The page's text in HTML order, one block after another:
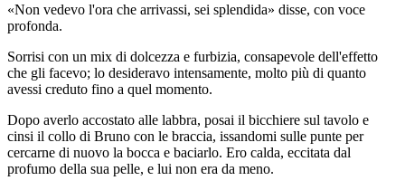
«Non vedevo l'ora che arrivassi, sei splendida» disse, con voce
profonda.
Sorrisi con un mix di dolcezza e furbizia, consapevole dell'effetto
che gli facevo; lo desideravo intensamente, molto più di quanto
avessi creduto fino a quel momento.
Dopo averlo accostato alle labbra, posai il bicchiere sul tavolo e
cinsi il collo di Bruno con le braccia, issandomi sulle punte per
cercarne di nuovo la bocca e baciarlo. Ero calda, eccitata dal
profumo della sua pelle, e lui non era da meno.